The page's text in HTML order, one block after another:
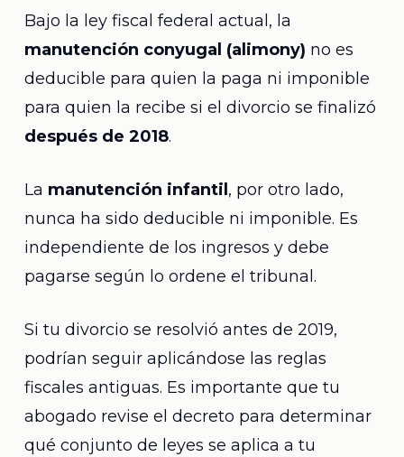
Bajo la ley fiscal federal actual, la
manutención conyugal (alimony) no es
deducible para quien la paga ni imponible
para quien la recibe si el divorcio se finalizó
después de 2018.
La manutención infantil , por otro lado,
nunca ha sido deducible ni imponible. Es
independiente de los ingresos y debe
pagarse según lo ordene el tribunal.
Si tu divorcio se resolvió antes de 2019,
podrían seguir aplicándose las reglas
fiscales antiguas. Es importante que tu
abogado revise el decreto para determinar
qué conjunto de leyes se aplica a tu